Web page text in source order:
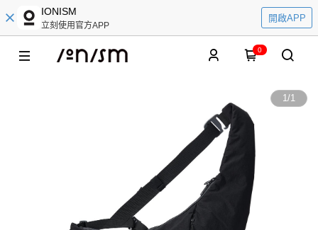
IONISM
立刻使用官方APP
開啟APP
0
1/1